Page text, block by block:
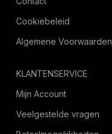
Cookiebeleid
Algemene Voorwaarden
KLANTENSERVICE
Mijn Account
Veelgestelde vragen